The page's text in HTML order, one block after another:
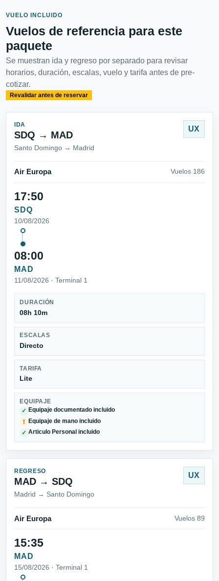
VUELO INCLUIDO
Vuelos de referencia para este
paquete
Se muestran ida y regreso por separado para revisar
horarios, duración, escalas, vuelo y tarifa antes de pre-
cotizar.
Revalidar antes de reservar
IDA
SDQ → MAD
Santo Domingo → Madrid
UX
Air Europa Vuelos 186
17:50
SDQ
10/08/2026
08:00
MAD
11/08/2026 · Terminal 1
DURACIÓN
08h 10m
ESCALAS
Directo
TARIFA
Lite
EQUIPAJE
✓ Equipaje documentado incluido
! Equipaje de mano incluido
✓ Articulo Personal incluido
REGRESO
MAD → SDQ
Madrid → Santo Domingo
UX
Air Europa Vuelos 89
15:35
MAD
15/08/2026 · Terminal 1